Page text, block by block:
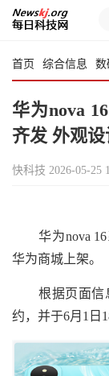
首页 综合信息 数
华为nova
齐发 外观
快科技 2026-05-25
华为nova 16
华为商城上架。
根据页面信息
约，并于6月1日